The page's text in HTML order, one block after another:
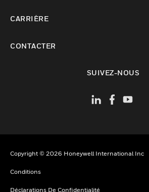
CARRIÈRE
CONTACTER
SUIVEZ-NOUS
Copyright © 2026 Honeywell International Inc
Conditions
Déclarations De Confidentialité